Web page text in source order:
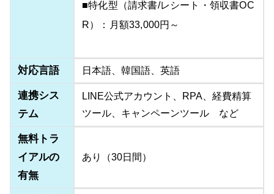
■特化型（請求書/レシート・領収書OC
R）：月額33,000円～
対応言語 日本語、韓国語、英語
連携シス
テム
LINE公式アカウント、RPA、経費精算
ツール、キャンペーンツール など
無料トラ
イアルの
有無
あり（30日間）